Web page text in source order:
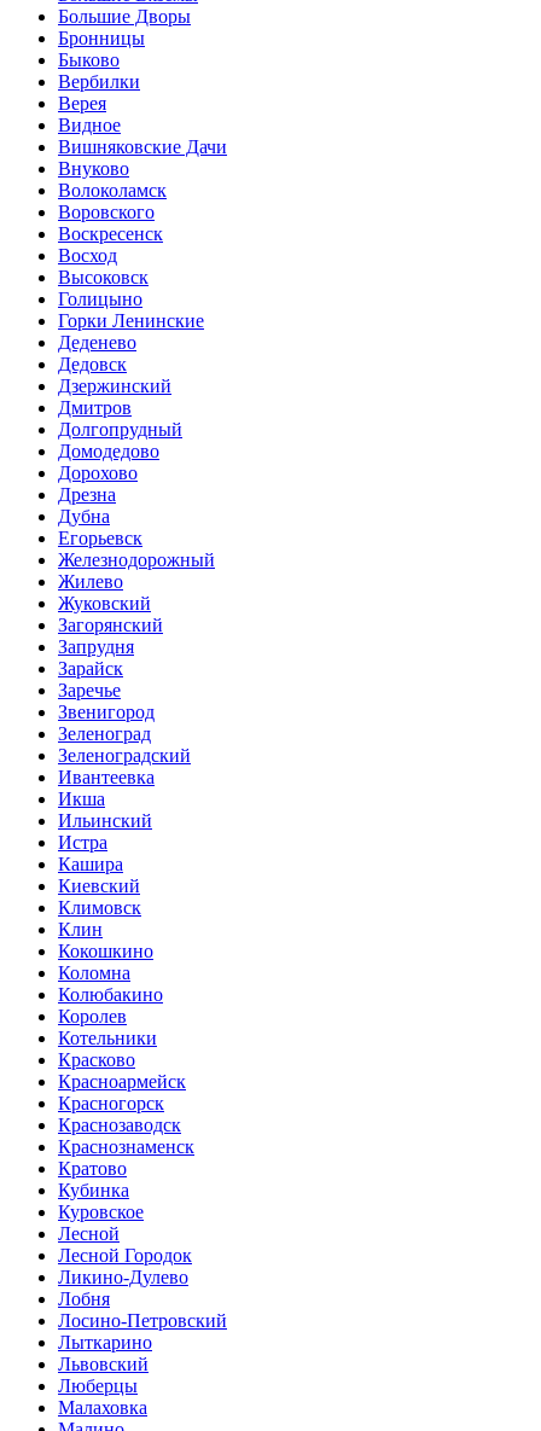
Большие Дворы
Бронницы
Быково
Вербилки
Верея
Видное
Вишняковские Дачи
Внуково
Волоколамск
Воровского
Воскресенск
Восход
Высоковск
Голицыно
Горки Ленинские
Деденево
Дедовск
Дзержинский
Дмитров
Долгопрудный
Домодедово
Дорохово
Дрезна
Дубна
Егорьевск
Железнодорожный
Жилево
Жуковский
Загорянский
Запрудня
Зарайск
Заречье
Звенигород
Зеленоград
Зеленоградский
Ивантеевка
Икша
Ильинский
Истра
Кашира
Киевский
Климовск
Клин
Кокошкино
Коломна
Колюбакино
Королев
Котельники
Красково
Красноармейск
Красногорск
Краснозаводск
Краснознаменск
Кратово
Кубинка
Куровское
Лесной
Лесной Городок
Ликино-Дулево
Лобня
Лосино-Петровский
Лыткарино
Львовский
Люберцы
Малаховка